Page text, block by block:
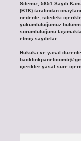
Sitemiz, 5651 Sayılı
(BTK) tarafından
nedenle, sitedeki
yükümlülüğümüz
sorumluluğunu
etmiş sayılırlar.
Hukuka ve yasal
içerikler yasal süre